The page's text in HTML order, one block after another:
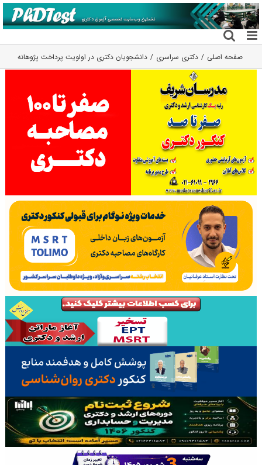
رفتن
به
محتوا
صفحه اصلی دکتری سراسری دانشجویان دکتری در اولویت پرداخت پژوهانه